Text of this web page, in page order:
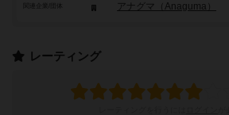
アナグマ（Anaguma）
レーティング